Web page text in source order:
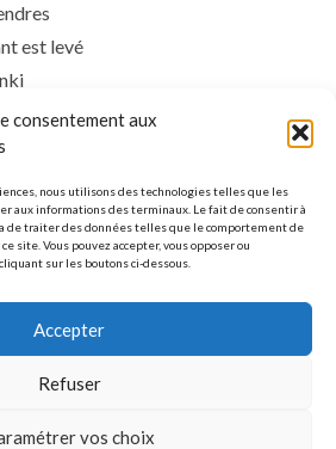
consentement aux
nous utilisons des technologies telles que les
aux informations des terminaux. Le fait de consentir à
de traiter des données telles que le comportement de
site. Vous pouvez accepter, vous opposer ou
sur les boutons ci-dessous.
Accepter
Refuser
vos choix
est levé
de la nuit
le soleil et la lumière
LÉGALES